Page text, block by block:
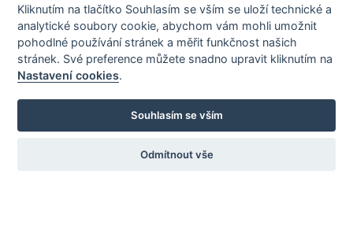
Kliknutím na tlačítko Souhlasím se vším se uloží technické a
analytické soubory cookie, abychom vám mohli umožnit
pohodlné používání stránek a měřit funkčnost našich
stránek. Své preference můžete snadno upravit kliknutím na
Nastavení cookies.
Souhlasím se vším
Odmítnout vše
© 2026 Město Bystřice nad Pernštejnem - všechna práva
vyhrazena |Prohlášení o přístupnosti